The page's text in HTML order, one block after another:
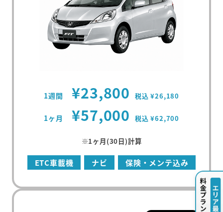
1週間 ¥23,800 税込 ¥26,180
1ヶ月 ¥57,000 税込 ¥62,700
※1ヶ月(30日)計算
ETC車載機 ナビ 保険・メンテ込み